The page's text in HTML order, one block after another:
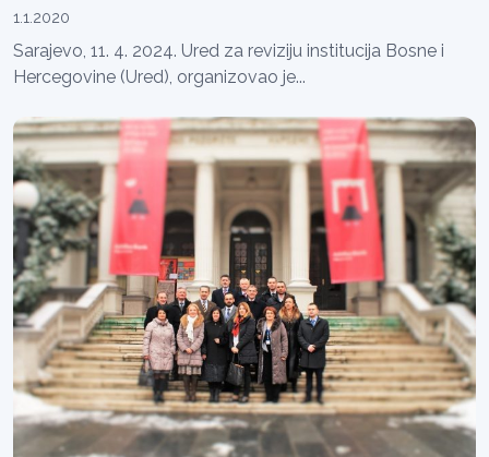
1.1.2020
Sarajevo, 11. 4. 2024. Ured za reviziju institucija Bosne i
Hercegovine (Ured), organizovao je...